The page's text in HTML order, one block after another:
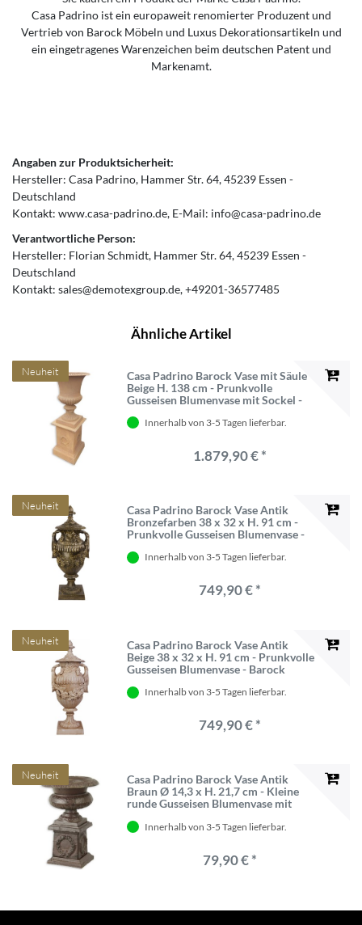
Casa Padrino ist ein europaweit renomierter Produzent und
Vertrieb von Barock Möbeln und Luxus Dekorationsartikeln und
ein eingetragenes Warenzeichen beim deutschen Patent und
Markenamt.
Angaben zur Produktsicherheit:
Hersteller: Casa Padrino Hammer Str.64 45239 Essen
Deutschland
Kontakt: www.casa-padrino.de E-Mail: info@casa-padrino.de
Verantwortliche Person:
Hersteller: Florian Schmidt Hammer Str.64 45239 Essen
Deutschland
Kontakt: sales@demotexgroup.de +49201-36577485
Ähnliche Artikel
Neuheit
Casa Padrino Barock Vase mit Säule
Beige H. 138 cm - Prunkvolle
Gusseisen Blumenvase mit Sockel -
Terrassen Deko - Barock Deko
Innerhalb von 3-5 Tagen lieferbar.
1.879,90 € *
Neuheit
Casa Padrino Barock Vase Antik
Bronzefarben 38 x 32 x H. 91 cm -
Prunkvolle Gusseisen Blumenvase -
Vase mit Deckel - Barock Garten &
Innerhalb von 3-5 Tagen lieferbar.
749,90 € *
Neuheit
Casa Padrino Barock Vase Antik
Beige 38 x 32 x H. 91 cm - Prunkvolle
Gusseisen Blumenvase - Barock
Deckel - Barock Garten & Terrassen
Innerhalb von 3-5 Tagen lieferbar.
749,90 € *
Neuheit
Casa Padrino Barock Vase Antik
Braun Ø 14,3 x H. 21,7 cm - Kleine
runde Gusseisen Blumenvase mit
Deko Accessoires
Innerhalb von 3-5 Tagen lieferbar.
79,90 € *